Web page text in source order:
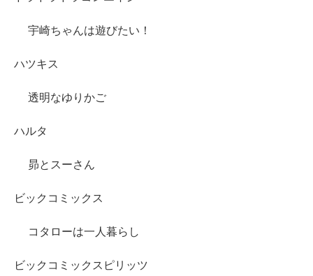
宇崎ちゃんは遊びたい！
ハツキス
透明なゆりかご
ハルタ
昴とスーさん
ビックコミックス
コタローは一人暮らし
ビックコミックスピリッツ